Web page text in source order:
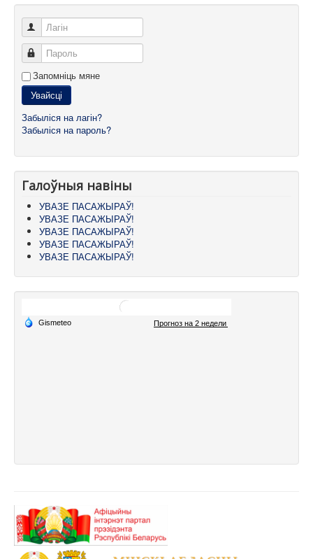
Лагін
Пароль
Запомніць мяне
Увайсці
Забыліся на лагін?
Забыліся на пароль?
Галоўныя навіны
УВАЗЕ ПАСАЖЫРАЎ!
УВАЗЕ ПАСАЖЫРАЎ!
УВАЗЕ ПАСАЖЫРАЎ!
УВАЗЕ ПАСАЖЫРАЎ!
УВАЗЕ ПАСАЖЫРАЎ!